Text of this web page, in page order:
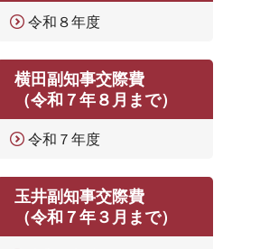
令和８年度
横田副知事交際費
（令和７年８月まで）
令和７年度
玉井副知事交際費
（令和７年３月まで）